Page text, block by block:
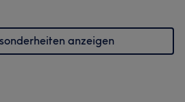
anzeigen